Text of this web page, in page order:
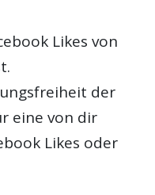
Likes von
der
eine von dir
Likes oder